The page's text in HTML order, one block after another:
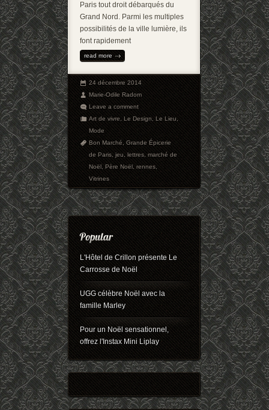
Paris tout droit débarqués du
Grand Nord. Parmi les multiples
possibilités de la ville lumière, ils
font rapidement
read more
24 décembre 2014
Marie-Odile Radom
Leave a comment
Art de vivre,Le Design,Le Lieu,
Mode
Bon Marché,Grande Épicerie
de Paris,jeu,lettres,marché de
Noël,Père Noël,rennes,
Vitrines
L'Hôtel de Crillon présente Le
Carrosse de Noël
UGG célèbre Noël avec la
famille Marley
Pour un Noël sensationnel,
offrez l'Instax Mini Liplay